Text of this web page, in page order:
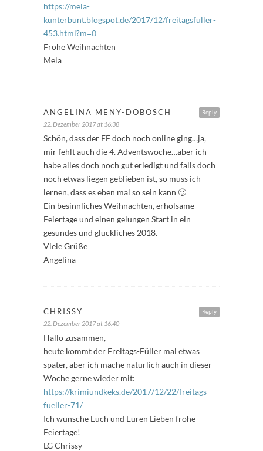
https://mela-
kunterbunt.blogspot.de/2017/12/freitagsfuller-
453.html?m=0
Frohe Weihnachten
Mela
Reply
ANGELINA MENY-DOBOSCH
22. Dezember 2017 at 16:38
Schön, dass der FF doch noch online ging…ja,
mir fehlt auch die 4. Adventswoche…aber ich
habe alles doch noch gut erledigt und falls doch
noch etwas liegen geblieben ist, so muss ich
lernen, dass es eben mal so sein kann 🙂
Ein besinnliches Weihnachten, erholsame
Feiertage und einen gelungen Start in ein
gesundes und glückliches 2018.
Viele Grüße
Angelina
Reply
CHRISSY
22. Dezember 2017 at 16:40
Hallo zusammen,
heute kommt der Freitags-Füller mal etwas
später, aber ich mache natürlich auch in dieser
Woche gerne wieder mit:
https://krimiundkeks.de/2017/12/22/freitags-
fueller-71/
Ich wünsche Euch und Euren Lieben frohe
Feiertage!
LG Chrissy